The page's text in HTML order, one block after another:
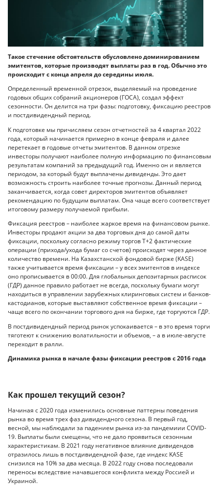
Такое стечение обстоятельств обусловлено доминированием
эмитентов, которые производят выплаты раз в год. Обычно это
происходит с конца апреля до середины июля.
Определенный временной отрезок, выделяемый на проведение
годовых общих собраний акционеров (ГОСА), создал эффект
сезонности. Он делится на три фазы: подготовку, фиксацию реестров
и постдивидендный период.
К подготовке мы причисляем сезон отчетностей за 4 квартал 2022
года, который начинается примерно в конце февраля и далее
перетекает в годовые отчеты эмитентов. В данном отрезке
инвесторы получают наиболее полную информацию по финансовым
результатам компаний за предыдущий год. Именно он и является
периодом, за который будут выплачены дивиденды. Это дает
возможность строить наиболее точные прогнозы. Данный период
заканчивается, когда совет директоров эмитентов объявляет
рекомендацию по будущим выплатам. Она чаще всего соответствует
итоговому размеру получаемой прибыли.
Фиксация реестров – наиболее жаркое время на финансовом рынке.
Инвесторы продают акции за два торговых дня до самой даты
фиксации, поскольку согласно режиму торгов Т+2 фактические
операции (прихода/ухода бумаг со счетов) происходят через данное
количество времени. На Казахстанской фондовой бирже (KASE)
также учитывается время фиксации – у всех эмитентов в индексе
оно прописывается в 00:00. Для глобальных депозитарных расписок
(ГДР) данное правило работает не всегда, поскольку бумаги могут
находиться в управлении зарубежных клиринговых систем и банков-
кастодианов, которые выставляют собственное время фиксации –
чаще всего по окончании торгового дня на бирже, где торгуются ГДР.
В постдивидендный период рынок успокаивается – в это время торги
тяготеют к снижению волатильности и объемов, – а в июле-августе
переходит в ралли.
Динамика рынка в начале фазы фиксации реестров с 2016 года
Как прошел текущий сезон?
Начиная с 2020 года изменились основные паттерны поведения
рынка во время трех фаз дивидендного сезона. В первый год,
весной, мы наблюдали за падением рынка из-за пандемиии COVID-
19. Выплаты были смещены, что не дало проявиться сезонным
характеристикам. В 2021 году негативное влияние дивидендов
отразилось лишь в постдивидендной фазе, где индекс KASE
снизился на 10% за два месяца. В 2022 году снова последовали
переносы вследствие начавшегося конфликта между Россией и
Украиной.